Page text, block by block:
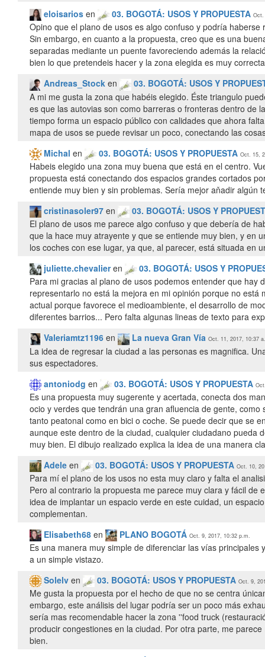
eloisarios en 03. BOGOTÁ: USOS Y PROPUESTA Oct.
Opino que el plano de usos es algo confuso y podría
Sin embargo, en cuanto a la propuesta, creo que es una
separadas mediante un puente favoreciendo además la
bien lo que pretendeis hacer y la zona elegida es muy
Andreas_Stock en
03. BOGOTÁ: USOS Y
A mi me gusta la zona que habéis elegido. Éste triangulo
es que las autovias son como barreras o fronteras dentro de
tiempo forma un espacio público con calidades que ahora
mapa de usos se puede revisar un poco, conectando las
Michal en 03. BOGOTÁ: USOS Y PROPUESTA Oct. 15,
Habeis elegido una zona muy buena que está en el centro.
propuesta está conectando dos espacios grandes cortados
entiende muy bien y sin problemas. Sería mejor aňadir algún
cristinasoler97 en
03. BOGOTÁ: USOS Y
El plano de usos me parece algo confuso y que debería de
que la hace muy atrayente y que se entiende muy bien, y en
los coches con ese lugar, ya que, al parecer, está situada en
juliette.chevalieren
03. BOGOTÁ: USOS Y
Para mi gracias al plano de usos podemos entender que
representarlo no está la mejora en mi opinión porque no
actual porque favorece el medioambiente, el desarrollo de
diferentes barrios... Pero falta algunas lineas de texto para
Valeriamtz1196 en La nueva Gran Vía Oct. 11, 2017, 10:37
La idea de regresar la ciudad a las personas es magnifica.
sus espectadores.
antoniodg en 03. BOGOTÁ: USOS Y PROPUESTA
Es una propuesta muy sugerente y acertada, conecta dos
ocio y verdes que tendrán una gran afluencia de gente,
tanto peatonal como en bici o coche. Se puede decir que se
aunque este dentro de la ciudad, cualquier ciudadano pueda
muy bien. El dibujo realizado explica la idea de una manera
Adele en 03. BOGOTÁ: USOS Y PROPUESTA Oct. 10,
Para mí el plano de los usos no esta muy claro y falta el
Pero al contrario la propuesta me parece muy clara y fácil
idea de implantar un espacio verde en este cuidad, un
complementan.
Elisabeth68 en PLANO BOGOTÁ Oct. 9, 2017, 10:32 p.m.
Es una manera muy simple de diferenciar las vías
a un simple vistazo.
Solelv en 03. BOGOTÁ: USOS Y PROPUESTA Oct. 9,
Me gusta la propuesta por el hecho de que no se centra
embargo, este análisis del lugar podría ser un poco más
sería mas recomendable hacer la zona ''food truck
producir congestiones en la ciudad. Por otra parte, me
bien.